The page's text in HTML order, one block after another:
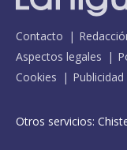
Contacto
Aspectos legales
Cookies
Otros servicios: